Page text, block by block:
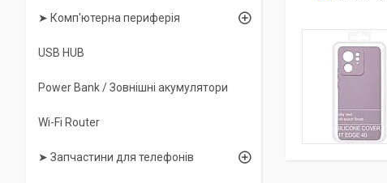
➤ Комп'ютерна периферія
USB HUB
Power Bank / Зовнішні акумулятори
Wi-Fi Router
➤ Запчастини для телефонів